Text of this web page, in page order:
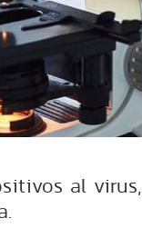
al virus,